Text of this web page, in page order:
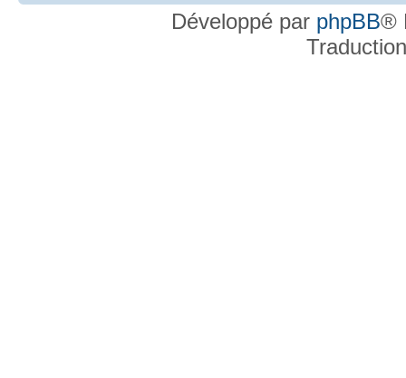
Développé par phpBB®